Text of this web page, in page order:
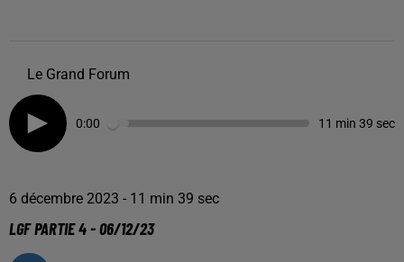
Le Grand Forum
0:00 11 min 39 sec
6 décembre 2023 - 11 min 39 sec
LGF PARTIE 4 - 06/12/23